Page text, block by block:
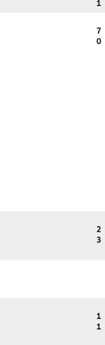
1
7
0
2
3
1
1